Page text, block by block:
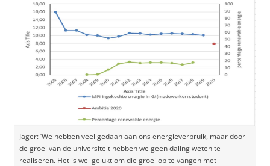
Jager: ‘We hebben veel gedaan aan ons energieverbruik, maar door
de groei van de universiteit hebben we geen daling weten te
realiseren. Het is wel gelukt om die groei op te vangen met